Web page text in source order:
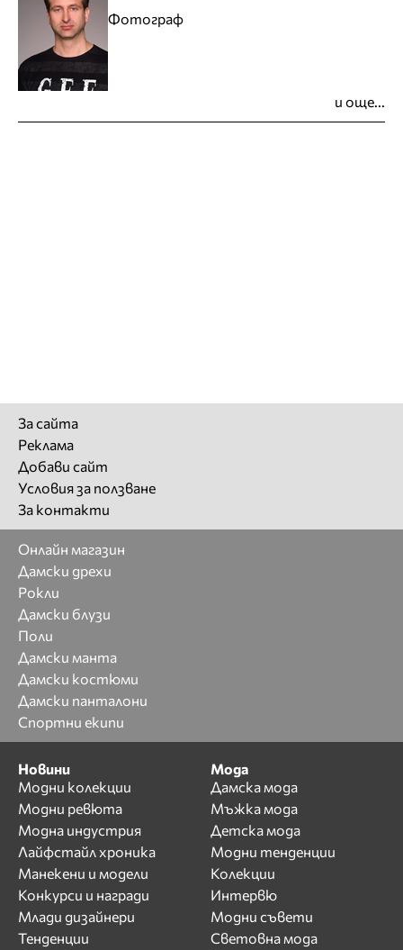
Фотограф
и още...
За сайта
Реклама
Добави сайт
Условия за ползване
За контакти
Онлайн магазин
Дамски дрехи
Рокли
Дамски блузи
Поли
Дамски манта
Дамски костюми
Дамски панталони
Спортни екипи
Новини
Модни колекции
Модни ревюта
Модна индустрия
Лайфстайл хроника
Манекени и модели
Конкурси и награди
Млади дизайнери
Тенденции
Мода
Дамска мода
Мъжка мода
Детска мода
Модни тенденции
Колекции
Интервю
Модни съвети
Световна мода